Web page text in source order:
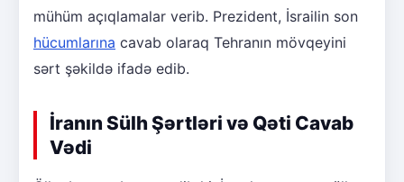
mühüm açıqlamalar verib. Prezident, İsrailin son
hücumlarına cavab olaraq Tehranın mövqeyini
sərt şəkildə ifadə edib.
İranın Sülh Şərtləri və Qəti Cavab
Vədi